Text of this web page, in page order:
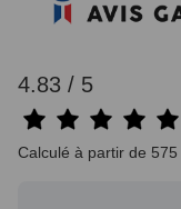
4.83 / 5
Calculé à partir de 575